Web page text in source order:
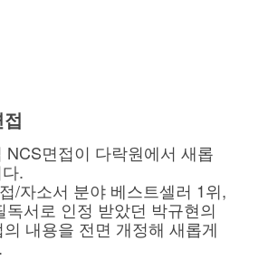
NCS면접이 다락원에서 새롭
.
/자소서 분야 베스트셀러 1위,
독서로 인정 받았던 박규현의
내용을 전면 개정해 새롭게